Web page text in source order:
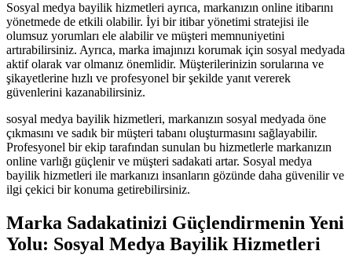
Sosyal medya bayilik hizmetleri ayrıca, markanızın online itibarını
yönetmede de etkili olabilir. İyi bir itibar yönetimi stratejisi ile
olumsuz yorumları ele alabilir ve müşteri memnuniyetini
artırabilirsiniz. Ayrıca, marka imajınızı korumak için sosyal medyada
aktif olarak var olmanız önemlidir. Müşterilerinizin sorularına ve
şikayetlerine hızlı ve profesyonel bir şekilde yanıt vererek
güvenlerini kazanabilirsiniz.
sosyal medya bayilik hizmetleri, markanızın sosyal medyada öne
çıkmasını ve sadık bir müşteri tabanı oluşturmasını sağlayabilir.
Profesyonel bir ekip tarafından sunulan bu hizmetlerle markanızın
online varlığı güçlenir ve müşteri sadakati artar. Sosyal medya
bayilik hizmetleri ile markanızı insanların gözünde daha güvenilir ve
ilgi çekici bir konuma getirebilirsiniz.
Marka Sadakatinizi Güçlendirmenin Yeni
Yolu: Sosyal Medya Bayilik Hizmetleri